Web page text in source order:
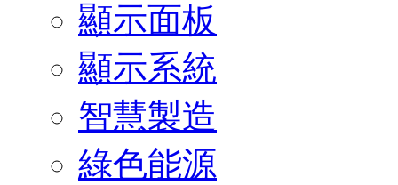
顯示面板
顯示系統
智慧製造
綠色能源